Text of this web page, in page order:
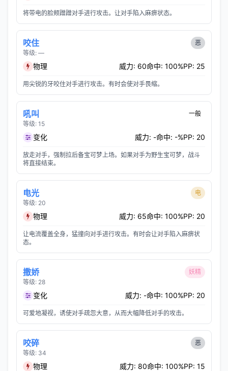
将带电的脸颊蹭蹭对手进行攻击。让对手陷入麻痹状态。
咬住
等级: —
恶
物理 威力: 60命中: 100%PP: 25
用尖锐的牙咬住对手进行攻击。有时会使对手畏缩。
吼叫
等级: 15
一般
变化 威力: -命中: -%PP: 20
放走对手，强制拉后备宝可梦上场。如果对手为野生宝可梦，战斗
将直接结束。
电光
等级: 20
电
物理 威力: 65命中: 100%PP: 20
让电流覆盖全身，猛撞向对手进行攻击。有时会让对手陷入麻痹状
态。
撒娇
等级: 28
妖精
变化 威力: -命中: 100%PP: 20
可爱地凝视，诱使对手疏忽大意，从而大幅降低对手的攻击。
咬碎
等级: 34
恶
物理 威力: 80命中: 100%PP: 15